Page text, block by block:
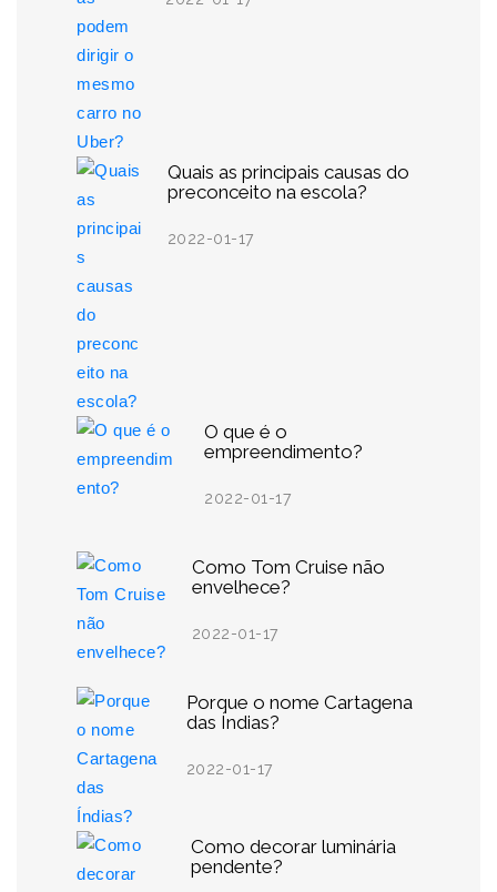
Quais as principais causas do
preconceito na escola?
2022-01-17
O que é o
empreendimento?
2022-01-17
Como Tom Cruise não
envelhece?
2022-01-17
Porque o nome Cartagena
das Índias?
2022-01-17
Como decorar luminária
pendente?